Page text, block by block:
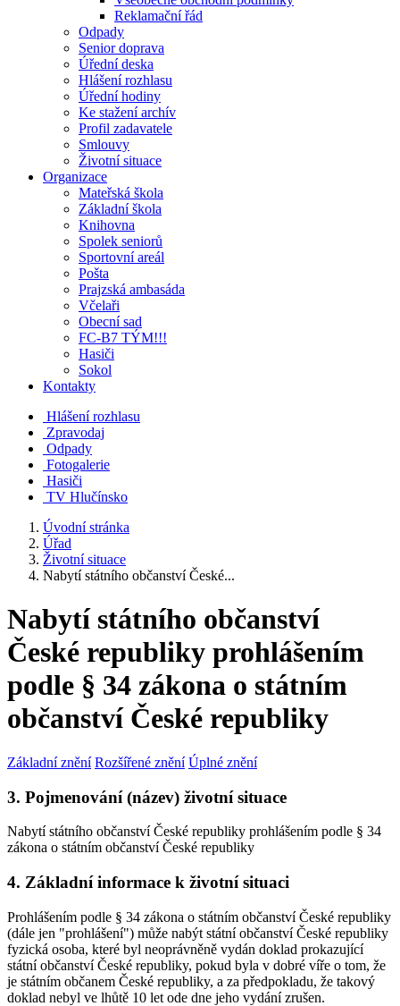
Reklamační řád
Odpady
Senior doprava
Úřední deska
Hlášení rozhlasu
Úřední hodiny
Ke stažení archív
Profil zadavatele
Smlouvy
Životní situace
Organizace
Mateřská škola
Základní škola
Knihovna
Spolek seniorů
Sportovní areál
Pošta
Prajzská ambasáda
Včelaři
Obecní sad
FC-B7 TÝM!!!
Hasiči
Sokol
Kontakty
Hlášení rozhlasu
Zpravodaj
Odpady
Fotogalerie
Hasiči
TV Hlučínsko
Úvodní stránka
Úřad
Životní situace
Nabytí státního občanství České...
Nabytí státního občanství
České republiky prohlášením
podle § 34 zákona o státním
občanství České republiky
Základní znění Rozšířené znění Úplné znění
3. Pojmenování (název) životní situace
Nabytí státního občanství České republiky prohlášením podle § 34
zákona o státním občanství České republiky
4. Základní informace k životní situaci
Prohlášením podle § 34 zákona o státním občanství České republiky
(dále jen "prohlášení") může nabýt státní občanství České republiky
fyzická osoba, které byl neoprávněně vydán doklad prokazující
státní občanství České republiky, pokud byla v dobré víře o tom, že
je státním občanem České republiky, a za předpokladu, že takový
doklad nebyl ve lhůtě 10 let ode dne jeho vydání zrušen.